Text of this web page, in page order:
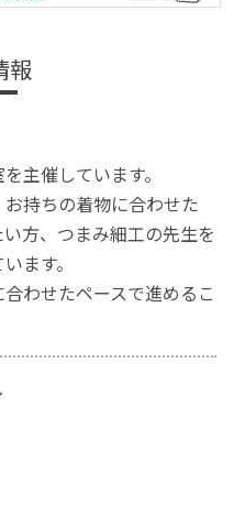
報
主催しています。
持ちの着物に合わせた
方、つまみ細工の先生を
ます。
わせたペースで進めるこ